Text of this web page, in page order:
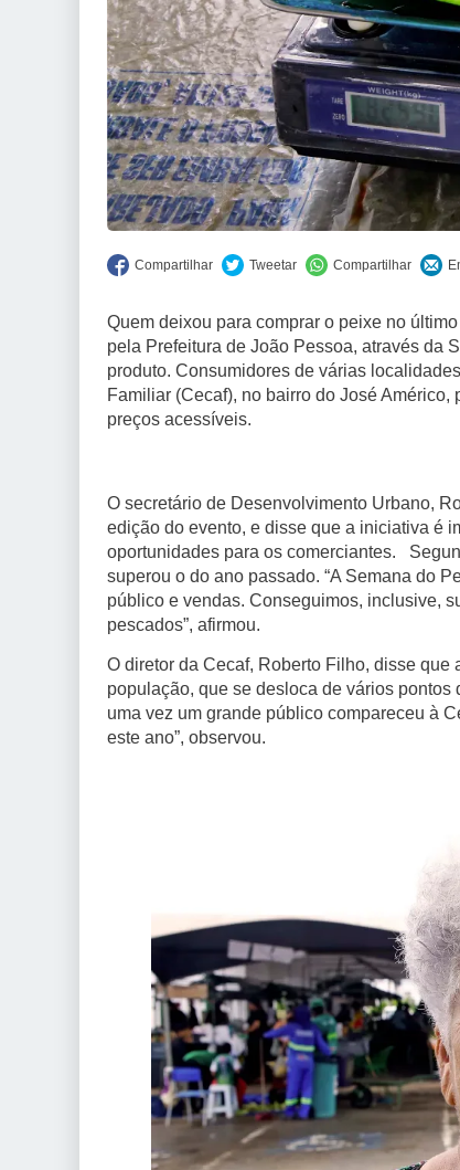
Quem deixou para comprar o peixe no
pela Prefeitura de João Pessoa, através da
produto. Consumidores de várias
Familiar (Cecaf), no bairro do José
preços acessíveis.
O secretário de Desenvolvimento Urbano,
edição do evento, e disse que a iniciativa é
oportunidades para os comerciantes.
superou o do ano passado. “A Semana do
público e vendas. Conseguimos, inclusive,
pescados”, afirmou.
O diretor da Cecaf, Roberto Filho, disse
população, que se desloca de vários
uma vez um grande público compareceu à
este ano”, observou.